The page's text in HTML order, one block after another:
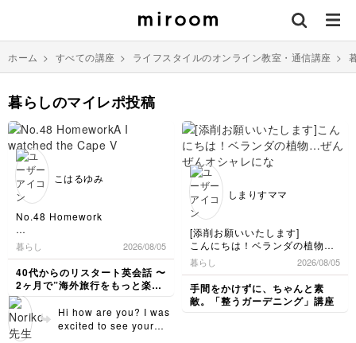
ホーム > すべての講座 > ライフスタイルのオンライン教室・通信講座 >
暮らしのマイレポ投稿
こはるゆみ
No.48 Homework
A I watched the Cape Verde -
Argentina match in tha World
Cup. I was suprised.
B Thank you. We were also
very proud.
A How can I go to Cape
Verde?
B Cape Verde is no direct
暮らし 2026/08/05
40代からのリスタート英会話 〜
2ヶ月で”海外旅行をもっと楽し
める私"になる〜
Hi how are you? I was
excited to see your
しまりすママ
[添削お願いいたします]
こんにちは！ベランダの植物…
ぜんぜんオシャレにならなく
て、モチベーションが下がり、
ほとんど放置状態だったので受
講させていただきました。
鉢の色が材質がバラバラになっ
暮らし 2026/08/05
手間をかけずに、ちゃんと素
敵。「整うガーデニング」講座